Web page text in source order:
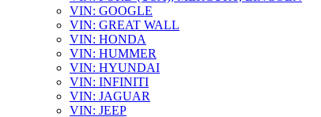
VIN: GOOGLE
VIN: GREAT WALL
VIN: HONDA
VIN: HUMMER
VIN: HYUNDAI
VIN: INFINITI
VIN: JAGUAR
VIN: JEEP